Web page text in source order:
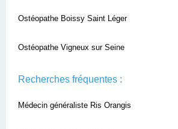
Ostéopathe Boissy Saint Léger
Ostéopathe Vigneux sur Seine
Recherches fréquentes :
Médecin généraliste Ris Orangis